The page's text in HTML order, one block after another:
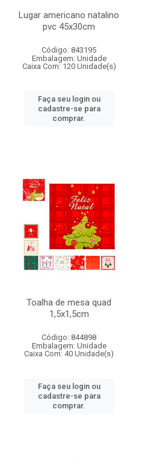
Lugar americano natalino
pvc 45x30cm
Código: 843195
Embalagem: Unidade
Caixa Com: 120 Unidade(s)
Faça seu login ou
cadastre-se para
comprar.
Toalha de mesa quad
1,5x1,5cm
Código: 844898
Embalagem: Unidade
Caixa Com: 40 Unidade(s)
Faça seu login ou
cadastre-se para
comprar.